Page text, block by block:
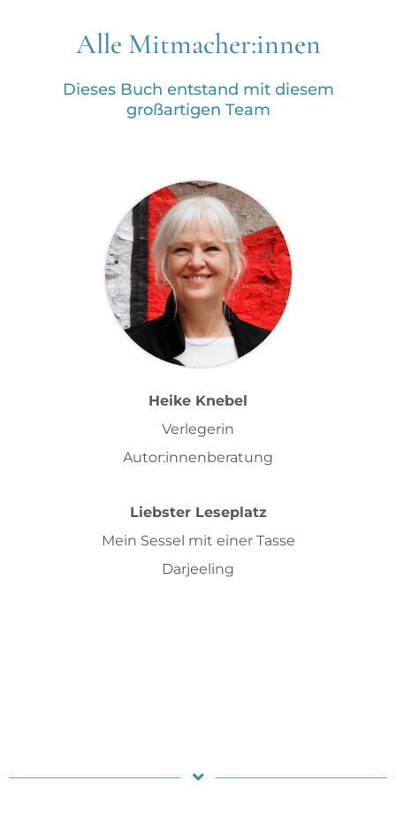
Alle Mitmacher:innen
Dieses Buch entstand mit diesem
großartigen Team
Heike Knebel
Verlegerin
Autor:innenberatung
Liebster Leseplatz
Mein Sessel mit einer Tasse
Darjeeling